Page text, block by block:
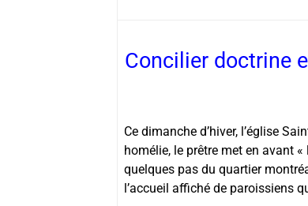
Concilier doctrine
Ce dimanche d’hiver, l’église
homélie, le prêtre met en avant
quelques pas du quartier
l’accueil affiché de paroissiens